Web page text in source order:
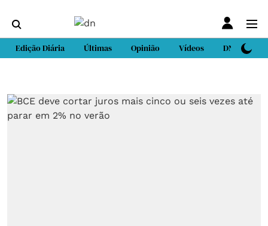
Edição Diária Últimas Opinião Vídeos DN Sport